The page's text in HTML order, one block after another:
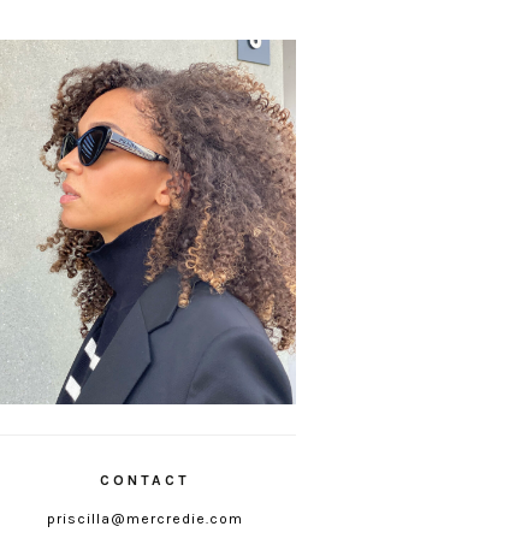
CONTACT
priscilla@mercredie.com